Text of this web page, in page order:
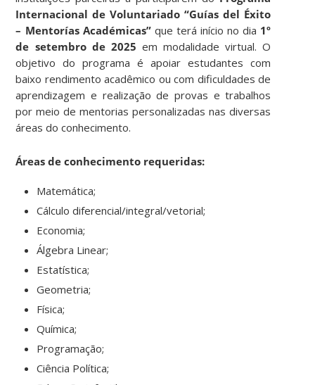
Internacional de Voluntariado “Guías del Éxito
– Mentorías Académicas” que terá início no dia 1º
de setembro de 2025 em modalidade virtual.O
objetivo do programa é apoiar estudantes com
baixo rendimento acadêmico ou com dificuldades de
aprendizagem e realização de provas e trabalhos
por meio de mentorias personalizadas nas diversas
áreas do conhecimento.
Áreas de conhecimento requeridas:
Matemática;
Cálculo diferencial/integral/vetorial;
Economia;
Álgebra Linear;
Estatística;
Geometria;
Física;
Química;
Programação;
Ciência Política;